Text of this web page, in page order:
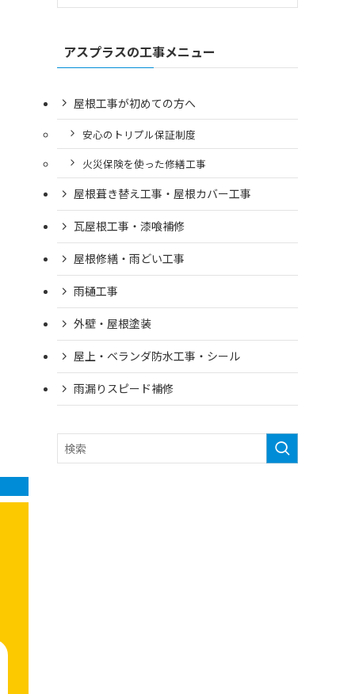
アスプラスの工事メニュー
屋根工事が初めての方へ
安心のトリプル保証制度
火災保険を使った修繕工事
屋根葺き替え工事・屋根カバー工事
瓦屋根工事・漆喰補修
屋根修繕・雨どい工事
雨樋工事
外壁・屋根塗装
屋上・ベランダ防水工事・シール
雨漏りスピード補修